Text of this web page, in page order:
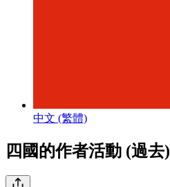
中文 (繁體)
四國的作者活動 (過去)